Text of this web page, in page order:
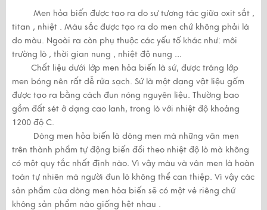
Men hỏa biến được tạo ra do sự tương tác giữa oxit sắt ,
titan , nhiệt . Màu sắc được tạo ra do men chứ không phải là
do màu. Ngoài ra còn phụ thuộc các yếu tố khác như: môi
trường lò , thời gian nung , nhiệt độ nung …
Chất liệu dưới lớp men hỏa biến là sứ, được tráng lớp
men bóng nên rất dễ rửa sạch. Sứ là một dạng vật liệu gốm
được tạo ra bằng cách đun nóng nguyên liệu. Thường bao
gồm đất sét ở dạng cao lanh, trong lò với nhiệt độ khoảng
1200 độ C.
Dòng men hỏa biến là dòng men mà những vân men
trên thành phẩm tự động biến đổi theo nhiệt độ lò mà không
có một quy tắc nhất định nào. Vì vậy màu và vân men là hoàn
toàn tự nhiên mà người đun lò không thể can thiệp. Vì vậy các
sản phẩm của dòng men hỏa biến sẽ có một vẻ riêng chứ
không sản phẩm nào giống hệt nhau .